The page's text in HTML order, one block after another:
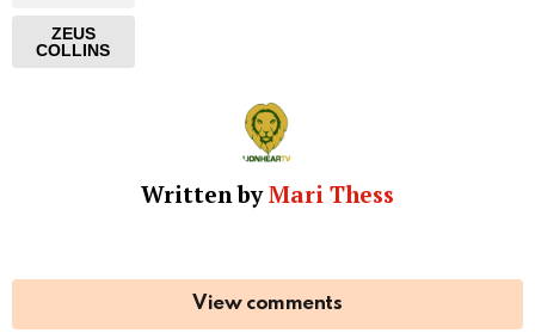
ZEUS
COLLINS
Written byMari Thess
View comments